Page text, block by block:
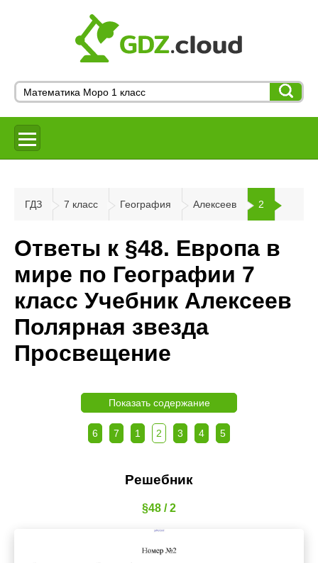
ГДЗ 7 класс География Алексеев 2
Ответы к §48. Европа в
мире по Географии 7
класс Учебник Алексеев
Полярная звезда
Просвещение
Показать содержание
6 7 1 2 3 4 5
Решебник
§48 / 2